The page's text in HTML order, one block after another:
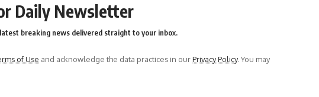
Daily Newsletter
breaking news delivered straight to your inbox.
of Use and acknowledge the data practices in ourPrivacy Policy. You may